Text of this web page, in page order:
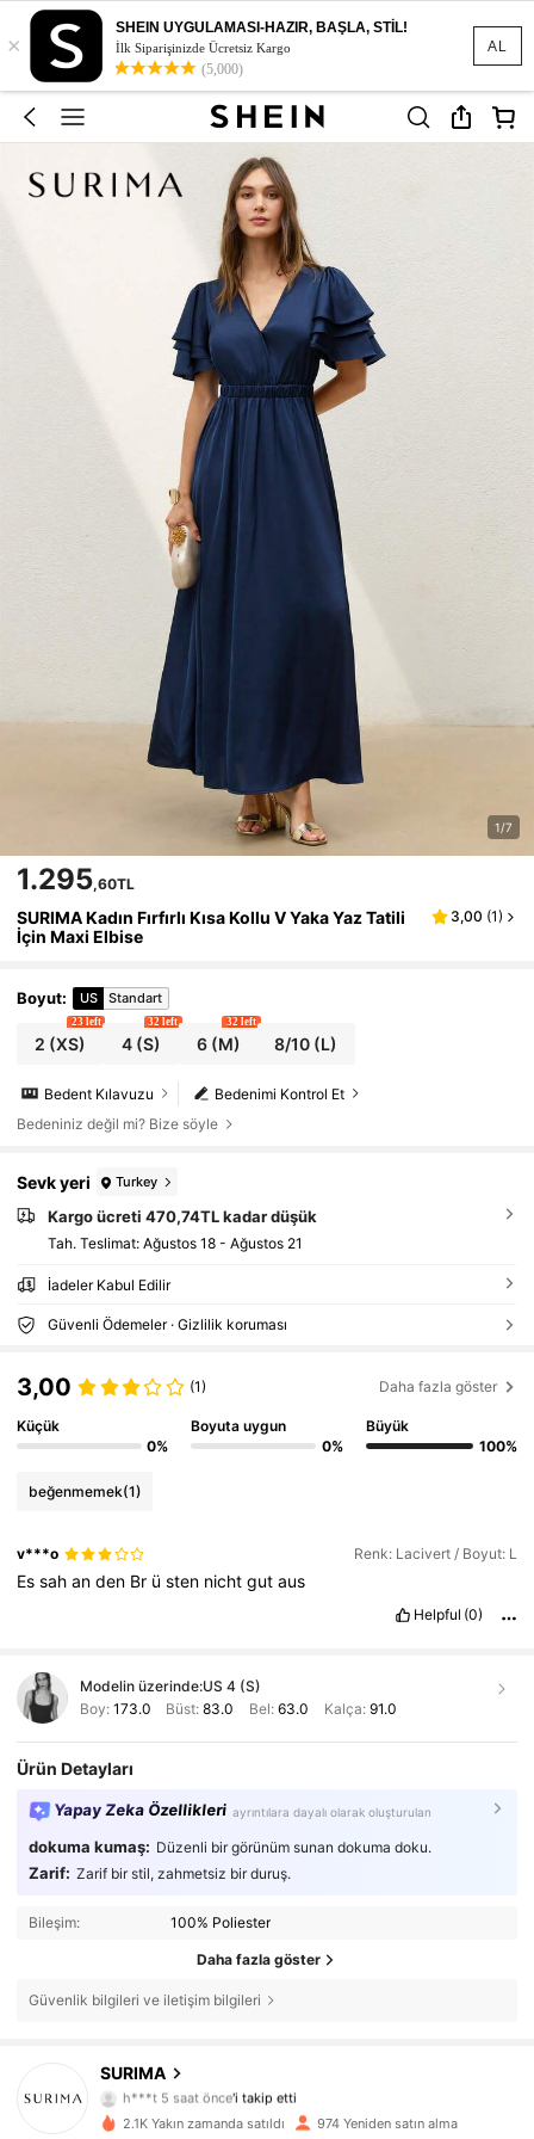
AL
×
SHEIN UYGULAMASI-HAZIR, BAŞLA, STİL!
İlk Siparişinizde Ücretsiz Kargo
(5,000)
1/7
1.295,60TL
SURIMA Kadın Fırfırlı Kısa Kollu V Yaka Yaz Tatili
İçin Maxi Elbise
3,00 (1)
Boyut: US Standart
2 (XS)
23 left
4(S)
32 left
6(M)
32 left
8/10 (L)
Bedenimi Kontrol Et
Bedent Kılavuzu
Bedeniniz değil mi? Bize söyle
Sevk yeri Turkey
Kargo ücreti 470,74TL kadar düşük
Tah. Teslimat: Ağustos 18 - Ağustos 21
İadeler Kabul Edilir
Güvenli Ödemeler · Gizlilik koruması
3,00 (1) Daha fazla göster
Küçük
0%
Boyuta uygun
0%
Büyük
100%
beğenmemek(1)
v***o Renk: Lacivert / Boyut: L
Essahanden Br üsten nichtgutaus
Helpful (0)
Modelin üzerinde:US 4 (S)
Boy: 173.0 Büst:83.0 Bel: 63.0 Kalça: 91.0
Ürün Detayları
Yapay Zeka Özellikleri ayrıntılara dayalı olarak oluşturulan
dokuma kumaş: Düzenli bir görünüm sunan dokuma doku.
Zarif: Zarif bir stil, zahmetsiz bir duruş.
Bileşim: 100% Poliester
Daha fazla göster
Güvenlik bilgileri ve iletişim bilgileri
SURIMA
4,85
47K Takipçiler
4,85
47K Takipçiler
2.1K Yakın zamanda satıldı 974 Yeniden satın alma